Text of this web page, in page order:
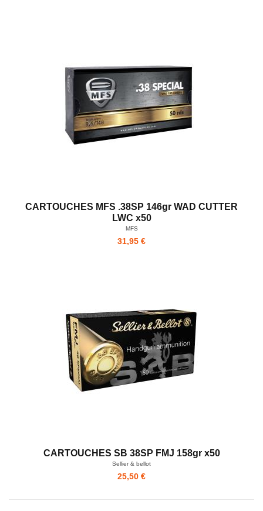
CARTOUCHES MFS .38SP 146gr WAD CUTTER
LWC x50
MFS
31,95 €
CARTOUCHES SB 38SP FMJ 158gr x50
Sellier & bellot
25,50 €